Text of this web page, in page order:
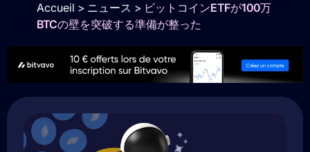
Accueil > ニュース > ビットコインETFが100万
BTCの壁を突破する準備が整った